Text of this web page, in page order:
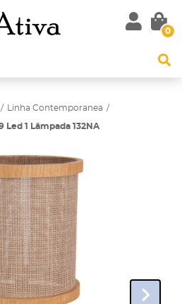
0
Linha Contemporanea
1 Lâmpada 132NA